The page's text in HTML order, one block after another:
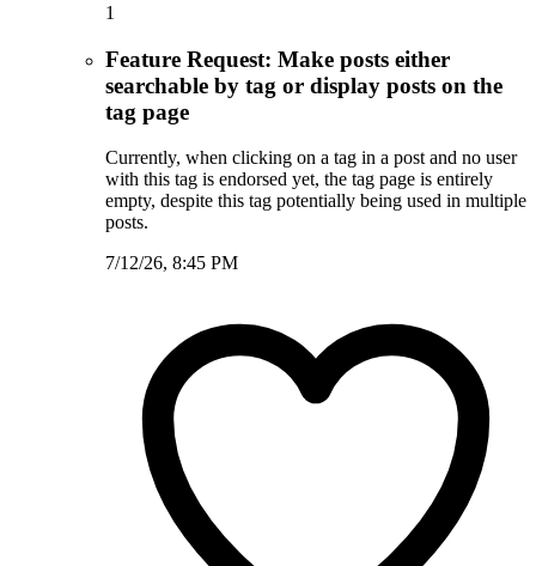
1
Feature Request: Make posts either
searchable by tag or display posts on the
tag page
Currently, when clicking on a tag in a post and no user
with this tag is endorsed yet, the tag page is entirely
empty, despite this tag potentially being used in multiple
posts.
7/12/26, 8:45 PM